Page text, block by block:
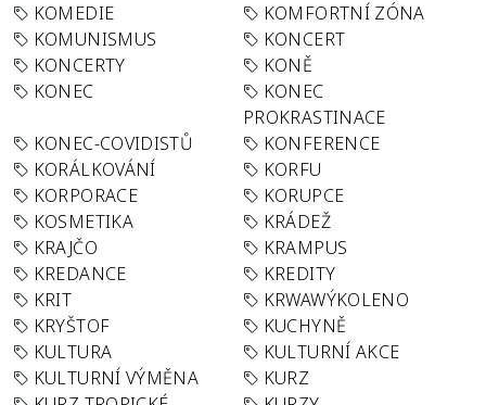
KOMEDIE
KOMFORTNÍ ZÓNA
KOMUNISMUS
KONCERT
KONCERTY
KONĚ
KONEC
KONEC
PROKRASTINACE
KONEC-COVIDISTŮ
KONFERENCE
KORÁLKOVÁNÍ
KORFU
KORPORACE
KORUPCE
KOSMETIKA
KRÁDEŽ
KRAJČO
KRAMPUS
KREDANCE
KREDITY
KRIT
KRWAWÝKOLENO
KRYŠTOF
KUCHYNĚ
KULTURA
KULTURNÍ AKCE
KULTURNÍ VÝMĚNA
KURZ